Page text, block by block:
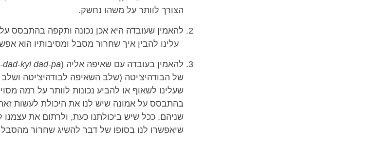
הצורך לוותר על משהו נחשק.
להאמין שעובדה היא אכן נכונה ותקפה בהתבסס
עלינו להבין איך שחרור מסבל ומסיבותיו הוא
להאמין בעובדה עם שאיפה אליה (dad-kyi dad-pa
של הבודהיצ'יטה (שלב השאיפה לבודהיצ'יטה
שעלינו לשאוף או להביע נכונות לוותר על רמה
בהתבסס על אמונה שיש לנו את היכולת לעשות
שניהם, ככל שיש ביכולתנו כעת, ולרתום את
שיאפשרו לנו בסופו של דבר להשיג שחרור מהסבל